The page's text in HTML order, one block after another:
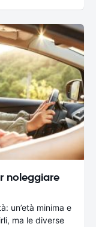
noleggiare
un’età minima e
ma le diverse